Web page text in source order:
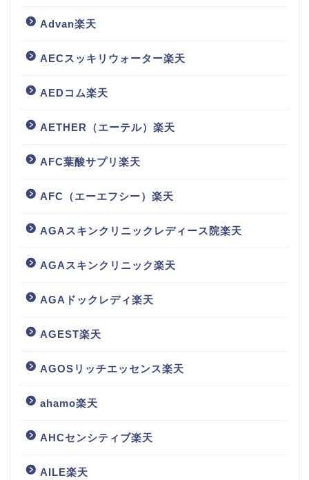
Advan楽天
AECスッキリウォーター楽天
AEDコム楽天
AETHER（エーテル）楽天
AFC葉酸サプリ楽天
AFC（エーエフシー）楽天
AGAスキンクリニックレディース院楽天
AGAスキンクリニック楽天
AGAドックレディ楽天
AGEST楽天
AGOSリッチエッセンス楽天
ahamo楽天
AHCセンシティブ楽天
AILE楽天